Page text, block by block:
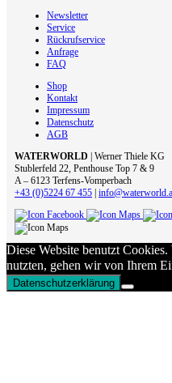
Newsletter
Service
Rückrufservice
Anfrage
FAQ
Shop
Kontakt
Impressum
Datenschutz
AGB
WATERWORLD | Werner Thiele KG
Stublerfeld 22, Penthouse Top 7 & 9
A – 6123 Terfens-Vomperbach
+43 (0)5224 67 455
Diese Website benutzt
nutzten, gehen wir von Ihrem
Datenschutzerklärung